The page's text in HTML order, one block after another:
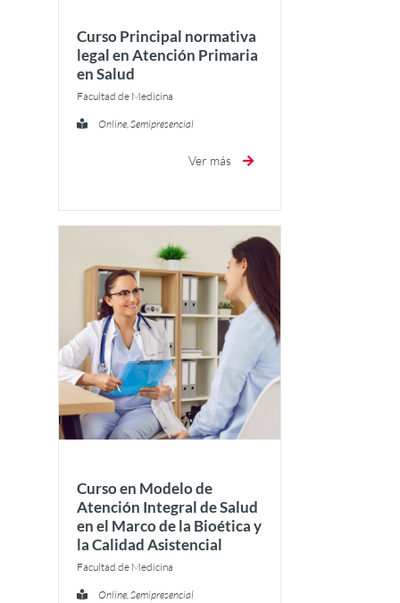
Curso Principal normativa
legal en Atención Primaria
en Salud
Facultad de Medicina
Online, Semipresencial
Ver más
Curso en Modelo de
Atención Integral de Salud
en el Marco de la Bioética y
la Calidad Asistencial
Facultad de Medicina
Online, Semipresencial